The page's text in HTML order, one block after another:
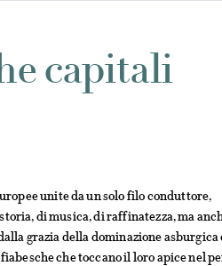
capitali
unite da un solo filo conduttore,
di musica, di raffinatezza, ma
grazia della dominazione asburgica
che toccano il loro apice nel